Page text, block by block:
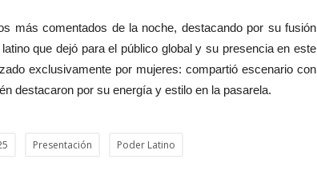
más comentados de la noche, destacando por su fusión
que dejó para el público global y su presencia en este
exclusivamente por mujeres: compartió escenario con
destacaron por su energía y estilo en la pasarela.
Presentación Poder Latino